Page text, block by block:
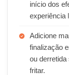
início dos
experiência
Adicione
finalização
ou
fritar.